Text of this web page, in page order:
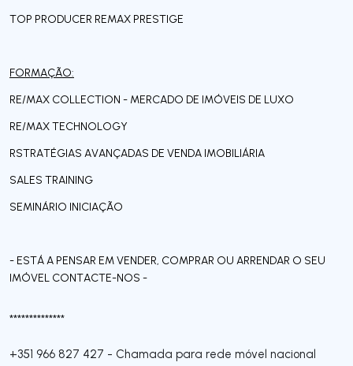
TOP PRODUCER REMAX PRESTIGE
FORMAÇÃO:
RE/MAX COLLECTION - MERCADO DE IMÓVEIS DE LUXO
RE/MAX TECHNOLOGY
RSTRATÉGIAS AVANÇADAS DE VENDA IMOBILIÁRIA
SALES TRAINING
SEMINÁRIO INICIAÇÃO
- ESTÁ A PENSAR EM VENDER, COMPRAR OU ARRENDAR O SEU
IMÓVEL CONTACTE-NOS -
**************
+351 966 827 427 - Chamada para rede móvel nacional